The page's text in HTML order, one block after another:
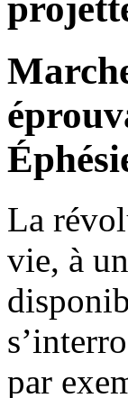
La
vie, à
par